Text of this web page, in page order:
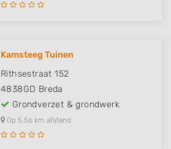
Kamsteeg Tuinen
Rithsestraat 152
4838GD Breda
Grondverzet & grondwerk
Op 5,56 km afstand